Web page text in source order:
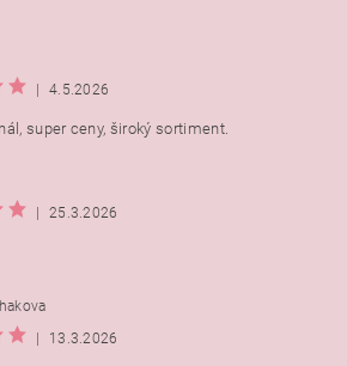
súhlasíte s
|
4.5.2026
super ceny, široký sortiment.
| 25.3.2026
|
13.3.2026